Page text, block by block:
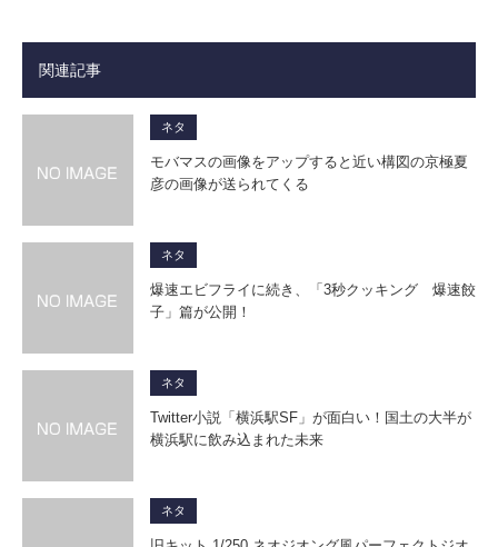
関連記事
ネタ
モバマスの画像をアップすると近い構図の京極夏
彦の画像が送られてくる
ネタ
爆速エビフライに続き、「3秒クッキング 爆速餃
子」篇が公開！
ネタ
Twitter小説「横浜駅SF」が面白い！国土の大半が
横浜駅に飲み込まれた未来
ネタ